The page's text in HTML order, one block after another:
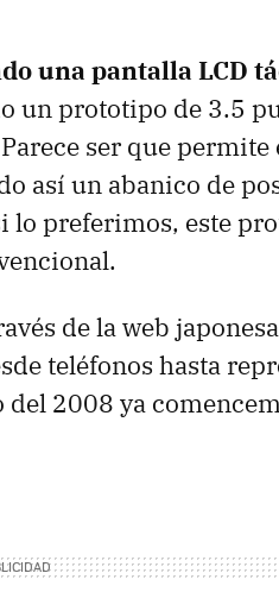
una pantalla LCD
un prototipo de 3.5
ser que permite
así un abanico de
lo preferimos, este
de la web
teléfonos hasta
2008 ya